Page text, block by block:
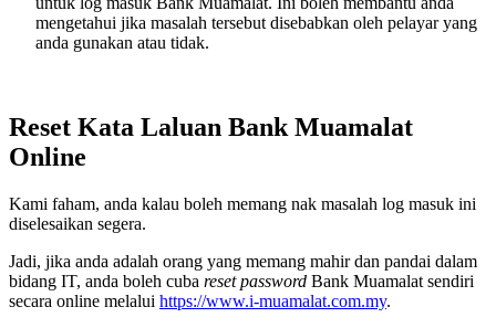
mengetahui jika masalah tersebut disebabkan oleh pelayar yang
anda gunakan atau tidak.
Reset Kata Laluan Bank Muamalat
Online
Kami faham, anda kalau boleh memang nak masalah log masuk ini
diselesaikan segera.
Jadi, jika anda adalah orang yang memang mahir dan pandai dalam
bidang IT, anda boleh cuba reset password Bank Muamalat sendiri
secara online melalui https://www.i-muamalat.com.my.